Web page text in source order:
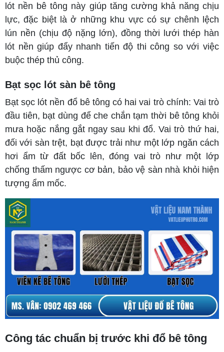
lót nền bê tông này giúp tăng cường khả năng chịu
lực, đặc biệt là ở những khu vực có sự chênh lệch
lún nền (chịu độ nặng lớn), đồng thời lưới thép hàn
lót nền giúp đẩy nhanh tiến độ thi công so với việc
buộc thép thủ công.
Bạt sọc lót sàn bê tông
Bạt sọc lót nền đổ bê tông có hai vai trò chính: Vai trò
đầu tiên, bạt dùng để che chắn tạm thời bê tông khỏi
mưa hoặc nắng gắt ngay sau khi đổ. Vai trò thứ hai,
đối với sàn trệt, bạt được trải như một lớp ngăn cách
hơi ẩm từ đất bốc lên, đóng vai trò như một lớp
chống thấm ngược cơ bản, bảo vệ sàn nhà khỏi hiện
tượng ẩm mốc.
Công tác chuẩn bị trước khi đổ bê tông